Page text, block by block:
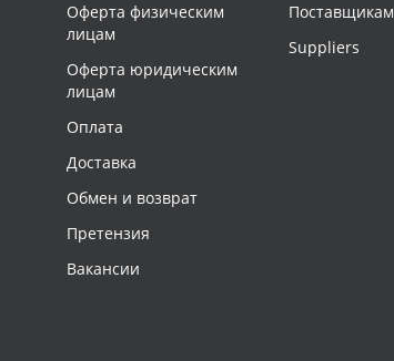
Оферта физическим
лицам
Оферта юридическим
лицам
Оплата
Доставка
Обмен и возврат
Претензия
Вакансии
Поставщикам
Suppliers